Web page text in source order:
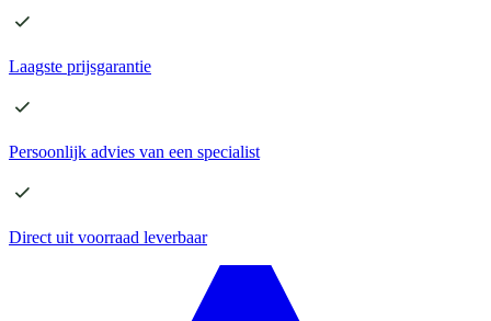
Laagste prijsgarantie
Persoonlijk advies van een specialist
Direct uit voorraad leverbaar